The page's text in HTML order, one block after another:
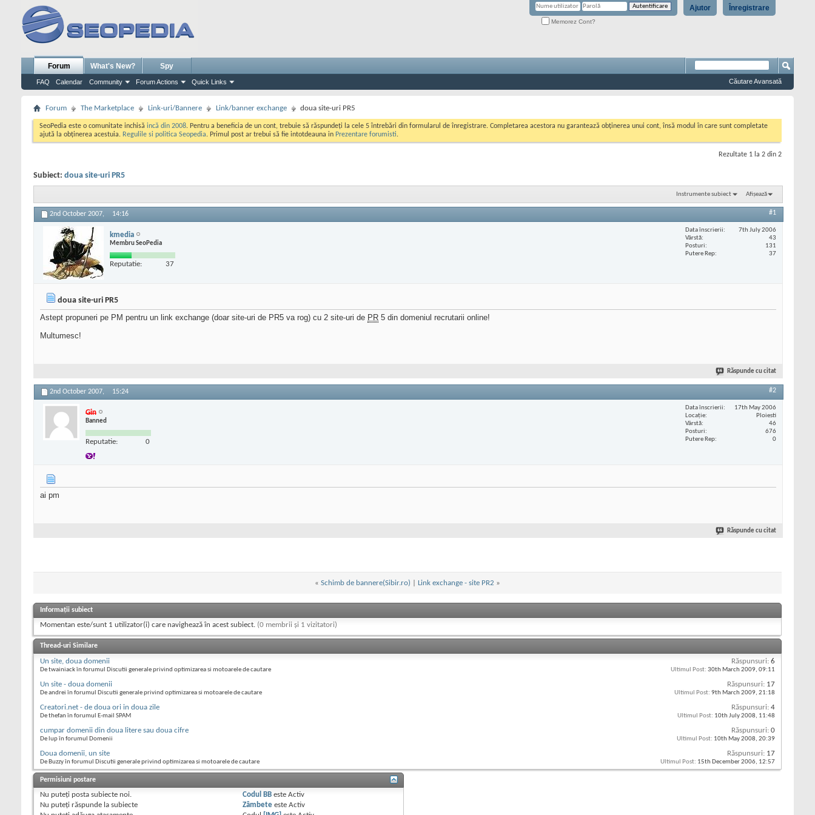
Înregistrare
Ajutor
Memorez Cont?
Forum
FAQ Calendar Community Forum Actions Quick Links
What's New? Spy
Căutare Avansată
Forum The Marketplace Link-uri/Bannere Link/banner exchange doua site-uri PR5
SeoPedia este o comunitate inchisă incă din 2008. Pentru a beneficia de un cont, trebuie să răspundeți la cele 5 întrebări din formularul de înregistrare. Completarea acestora nu garantează obținerea unui cont, însă modul în care sunt completate
ajută la obținerea acestuia. Regulile si politica Seopedia. Primul post ar trebui să fie intotdeauna in Prezentare forumisti.
Rezultate 1 la 2 din 2
Subiect: doua site-uri PR5
Instrumente subiect Afișează
2nd October 2007, 14:16 #1
kmedia
Membru SeoPedia
Reputatie: 37
Data înscrierii
7th July 2006
Vârstă
43
Posturi
131
Putere Rep
37
doua site-uri PR5
Astept propuneri pe PM pentru un link exchange (doar site-uri de PR5 va rog) cu 2 site-uri de PR 5 din domeniul recrutarii online!
Multumesc!
Răspunde cu citat
2nd October 2007, 15:24 #2
Gin
Banned
Reputatie: 0
Data înscrierii
17th May 2006
Locaţie
Ploiesti
Vârstă
46
Posturi
676
Putere Rep
0
ai pm
Răspunde cu citat
« Schimb de bannere(Sibir.ro) Link exchange - site PR2 »
Informații subiect
Momentan este/sunt 1 utilizator(i) care navighează în acest subiect. (0 membrii și 1 vizitatori)
Thread-uri Similare
Un site, doua domenii
De twainiack în forumul Discutii generale privind optimizarea si motoarele de cautare
Răspunsuri: 6
Ultimul Post: 30th March 2009, 09:11
Un site - doua domenii
De andrei în forumul Discutii generale privind optimizarea si motoarele de cautare
Răspunsuri: 17
Ultimul Post: 9th March 2009, 21:18
Creatori.net - de doua ori in doua zile
De thefan în forumul E-mail SPAM
Răspunsuri: 4
Ultimul Post: 10th July 2008, 11:48
cumpar domenii din doua litere sau doua cifre
De lup în forumul Domenii
Răspunsuri: 0
Ultimul Post: 10th May 2008, 20:39
Doua domenii, un site
De Buzzy în forumul Discutii generale privind optimizarea si motoarele de cautare
Răspunsuri: 17
Ultimul Post: 15th December 2006, 12:57
Permisiuni postare
Nu puteţi posta subiecte noi.
Nu puteţi răspunde la subiecte
Codul BB esteActiv
Zâmbete esteActiv